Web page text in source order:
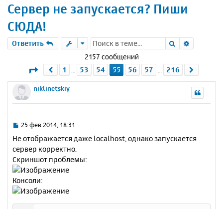
Сервер не запускается? Пиши
СЮДА!
Ответить Поиск
2157 сообщений
Страница 55из 216
Пред.
1 53 54 55 56 57 216
niklinetskiy
С
о
б
щ
е
н
и
е
25 фев 2014, 18:31
Не отображается даже localhost, однако запускается
сервер корректно.
Скриншот проблемы:
Консоли: